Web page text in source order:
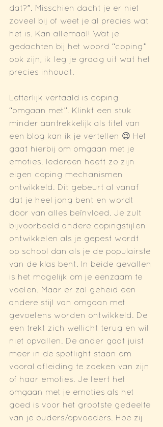
dat?”. Misschien dacht je er niet
zoveel bij of weet je al precies wat
het is. Kan allemaal! Wat je
gedachten bij het woord “coping”
ook zijn, ik leg je graag uit wat het
precies inhoudt.
Letterlijk vertaald is coping
“omgaan met”. Klinkt een stuk
minder aantrekkelijk als titel van
een blog kan ik je vertellen 😉 Het
gaat hierbij om omgaan met je
emoties. Iedereen heeft zo zijn
eigen coping mechanismen
ontwikkeld. Dit gebeurt al vanaf
dat je heel jong bent en wordt
door van alles beïnvloed. Je zult
bijvoorbeeld andere copingstijlen
ontwikkelen als je gepest wordt
op school dan als je de populairste
van de klas bent. In beide gevallen
is het mogelijk om je eenzaam te
voelen. Maar er zal geheid een
andere stijl van omgaan met
gevoelens worden ontwikkeld. De
een trekt zich wellicht terug en wil
niet opvallen. De ander gaat juist
meer in de spotlight staan om
vooral afleiding te zoeken van zijn
of haar emoties. Je leert het
omgaan met je emoties als het
goed is voor het grootste gedeelte
van je ouders/opvoeders. Hoe zij